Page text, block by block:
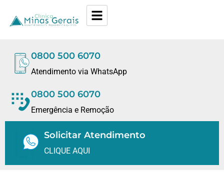
0800 500 6070
Atendimento via WhatsApp
0800 500 6070
Emergência e Remoção
Solicitar Atendimento
CLIQUE AQUI